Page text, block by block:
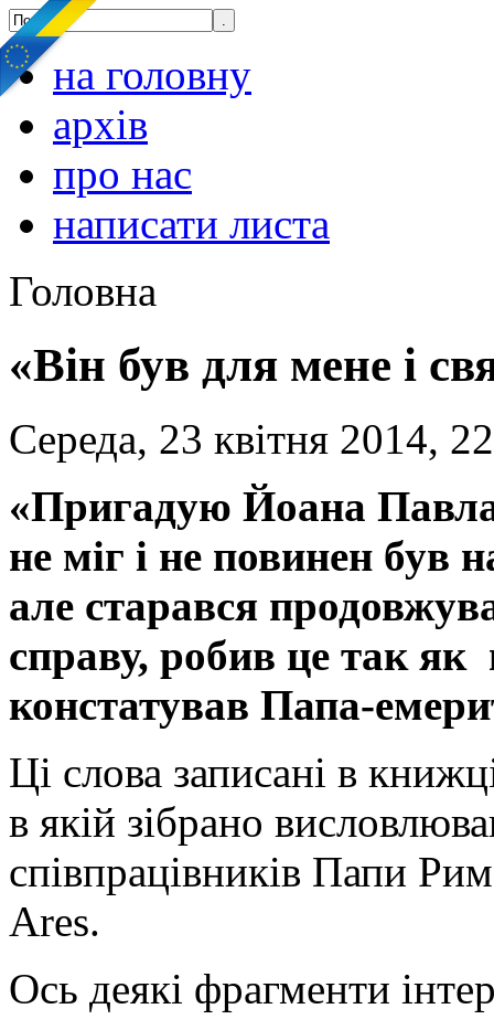
на головну
архів
про нас
написати листа
Головна
«Він був для мене і
Середа, 23 квітня 2014,
«Пригадую Йоана
не міг і не повинен був
але старався
справу, робив це так
констатував Папа-
Ці слова записані в
в якій зібрано
співпрацівників Папи
Ares.
Ось деякі фрагменти